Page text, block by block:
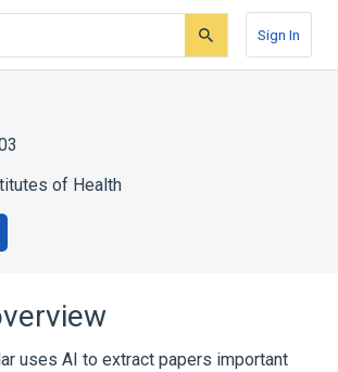
Sign In
of Health
uses AI to extract papers important